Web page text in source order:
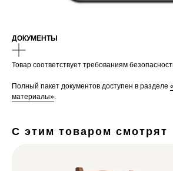
ДОКУМЕНТЫ
Товар соответствует требованиям
Полный пакет документов доступен в разделе
материалы».
С этим товаром смотрят